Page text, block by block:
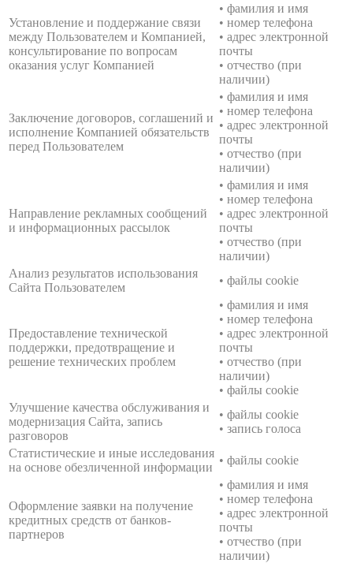
Установление и поддержание связи
между Пользователем и Компанией,
консультирование по вопросам
оказания услуг Компанией
• фамилия и имя
• номер телефона
• адрес электронной
почты
• отчество (при
наличии)
Заключение договоров, соглашений и
исполнение Компанией обязательств
перед Пользователем
• фамилия и имя
• номер телефона
• адрес электронной
почты
• отчество (при
наличии)
Направление рекламных сообщений
и информационных рассылок
• фамилия и имя
• номер телефона
• адрес электронной
почты
• отчество (при
наличии)
Анализ результатов использования
Сайта Пользователем
• файлы cookie
Предоставление технической
поддержки, предотвращение и
решение технических проблем
• фамилия и имя
• номер телефона
• адрес электронной
почты
• отчество (при
наличии)
• файлы cookie
Улучшение качества обслуживания и
модернизация Сайта, запись
разговоров
• файлы cookie
• запись голоса
Статистические и иные исследования
на основе обезличенной информации
• файлы cookie
Оформление заявки на получение
кредитных средств от банков-
партнеров
• фамилия и имя
• номер телефона
• адрес электронной
почты
• отчество (при
наличии)